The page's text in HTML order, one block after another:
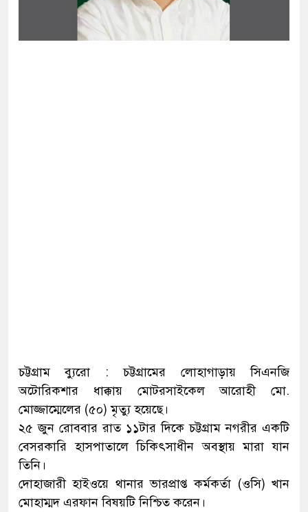
চট্টগ্রাম ব্যুরো : চট্টগ্রামের লোহাগাড়ায় সিএনজি
অটোরিকশার ধাক্কায় মোটরসাইকেল আরোহী মো.
মোজ্জাম্মেলের (৫০) মৃত্যু হয়েছে।
২৫ জুন রোববার রাত ১১টার দিকে চট্টগ্রাম নগরীর একটি
বেসরকারি হাসপাতালে চিকিৎসাধীন অবস্থায় মারা যান
তিনি।
দোহাজারী হাইওয়ে থানার ভারপ্রাপ্ত কর্মকর্তা (ওসি) খান
মোহাম্মদ এরফান বিষয়টি নিশ্চিত করেন।